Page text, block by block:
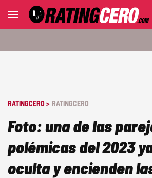
RATINGCERO > RATINGCERO
Foto: una de las
polémicas del 2023
oculta y encienden